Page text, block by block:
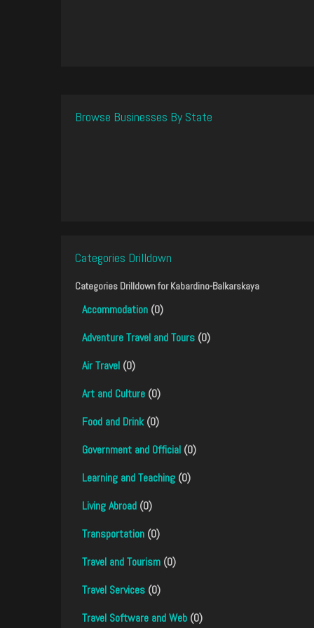
Browse Businesses By State
Categories Drilldown
Categories Drilldown forKabardino-Balkarskaya
Accommodation (0)
Adventure Travel and Tours (0)
Air Travel (0)
Art and Culture (0)
Food and Drink(0)
Government and Official (0)
Learning and Teaching (0)
Living Abroad (0)
Transportation (0)
Travel and Tourism (0)
Travel Services (0)
Travel Software and Web (0)